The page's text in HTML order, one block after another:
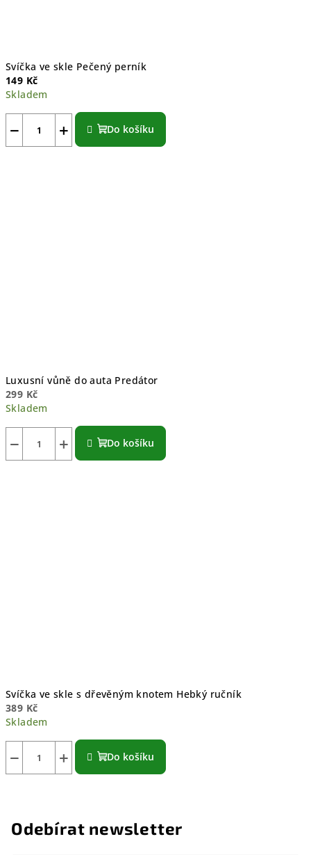
Svíčka ve skle Pečený perník
149 Kč
Skladem
+
− Do košíku
Luxusní vůně do auta Predátor
299 Kč
Skladem
+
− Do košíku
Svíčka ve skle s dřevěným knotem Hebký ručník
389 Kč
Skladem
+
− Do košíku
Odebírat newsletter